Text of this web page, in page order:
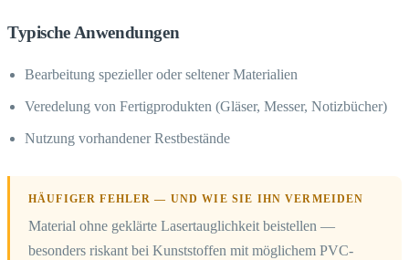
Typische Anwendungen
Bearbeitung spezieller oder seltener Materialien
Veredelung von Fertigprodukten (Gläser, Messer, Notizbücher)
Nutzung vorhandener Restbestände
HÄUFIGER FEHLER — UND WIE SIE IHN VERMEIDEN
Material ohne geklärte Lasertauglichkeit beistellen —
besonders riskant bei Kunststoffen mit möglichem PVC-